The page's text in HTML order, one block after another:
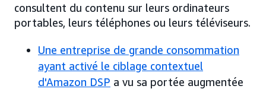
consultent du contenu sur leurs ordinateurs
portables, leurs téléphones ou leurs téléviseurs.
Une entreprise de grande consommation
ayant activé le ciblage contextuel
d'Amazon DSP a vu sa portée augmentée